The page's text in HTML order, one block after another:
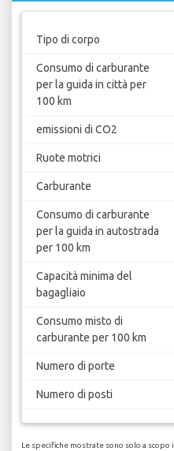
Tipo di corpo
Consumo di carburante
per la guida in città per
100 km
emissioni di CO2
Ruote motrici
Carburante
Consumo di carburante
per la guida in autostrada
per 100 km
Capacità minima del
bagagliaio
Consumo misto di
carburante per 100 km
Numero di porte
Numero di posti
Le specifiche mostrate sono solo a